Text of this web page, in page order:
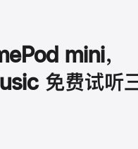
mini，
免费试听